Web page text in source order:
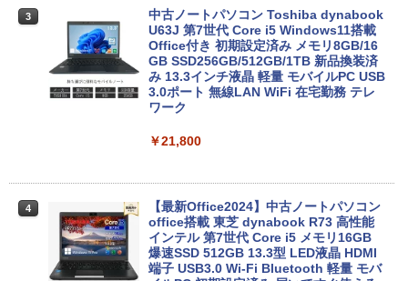
3
中古ノートパソコン Toshiba dynabook
U63J 第7世代 Core i5 Windows11搭載
Office付き 初期設定済み メモリ8GB/16
GB SSD256GB/512GB/1TB 新品換装済
み 13.3インチ液晶 軽量 モバイルPC USB
3.0ポート 無線LAN WiFi 在宅勤務 テレ
ワーク
￥21,800
4
【最新Office2024】中古ノートパソコン
office搭載 東芝 dynabook R73 高性能
インテル 第7世代 Core i5 メモリ16GB
爆速SSD 512GB 13.3型 LED液晶 HDMI
端子 USB3.0 Wi-Fi Bluetooth 軽量 モバ